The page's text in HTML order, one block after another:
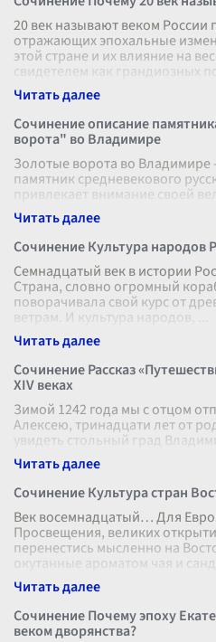
20 век называют веком России
отражающих эпохальные
этой стране и их влияние на
свидетелем как грандиозных
Сочинение описание
ворота" во Владимире
Золотые ворота во
памятник средневекового
привлекает внимание своей
архитектурой и историческим
Сочинение Культура народов
Семнадцатый век в истории
Страна, словно огромный
поворачивала свой курс от
ветрам. И культура народов,
Сочинение Рассказ
XIV веках
Зимой 1242 года мы с отцом
Алексею, тринадцати лет от
увидеть стольный град
которой в наших леса
Сочинение Культура стран
Век восемнадцатый… Для
Просвещения, великих
перенестись мысленно на
окутанные ароматом чая и
Сочинение Почему эпоху
веком дворянства?